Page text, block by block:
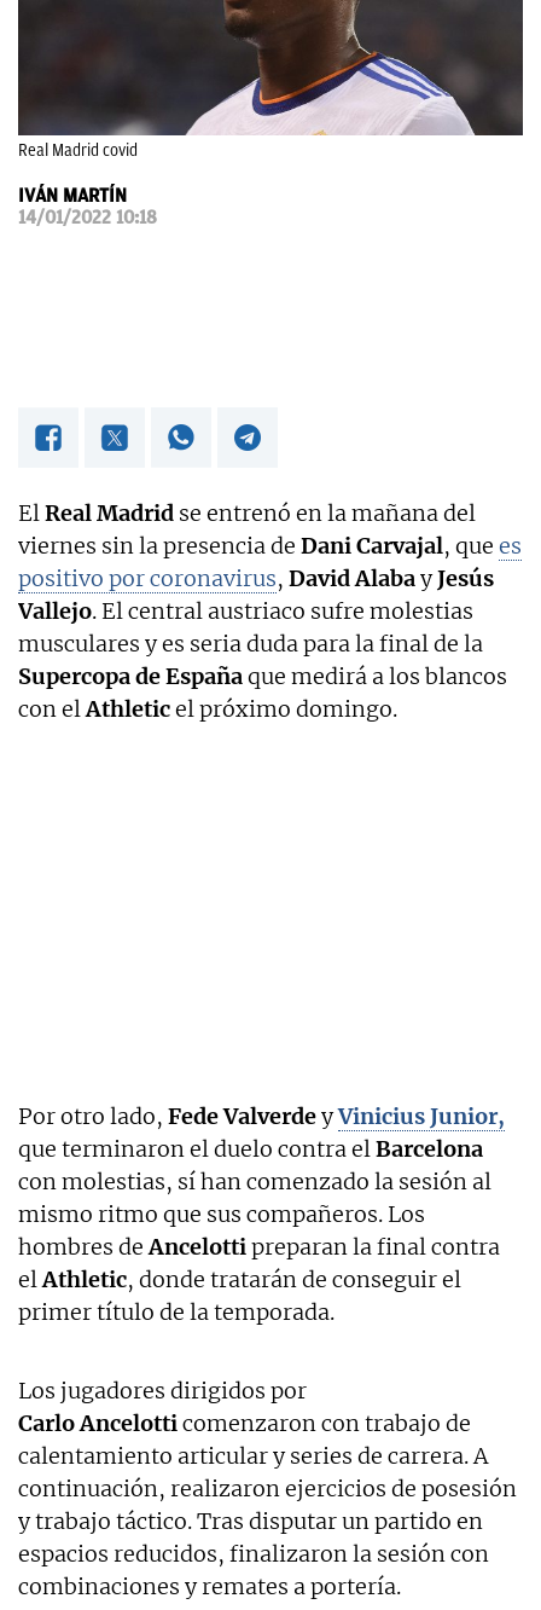
Real Madrid covid
IVÁN MARTÍN
14/01/2022 10:18
ElReal Madrid se entrenó en la mañana del
viernes sin la presencia de Dani Carvajal, que es
positivo por coronavirus, David AlabayJesús
Vallejo. El central austriaco sufre molestias
musculares y es seria duda para la final de la
Supercopa de Españaque medirá a los blancos
con elAthleticel próximo domingo.
Por otro lado, Fede ValverdeyVinicius Junior,
que terminaron el duelo contra elBarcelona
con molestias, sí han comenzado la sesión al
mismo ritmo que sus compañeros. Los
hombres deAncelottipreparan la final contra
elAthletic, donde tratarán de conseguir el
primer título de la temporada.
Los jugadores dirigidos por
CarloAncelotticomenzaron con trabajo de
calentamiento articular y series de carrera. A
continuación, realizaron ejercicios de posesión
y trabajo táctico. Tras disputar un partido en
espacios reducidos, finalizaron la sesión con
combinaciones y remates a portería.